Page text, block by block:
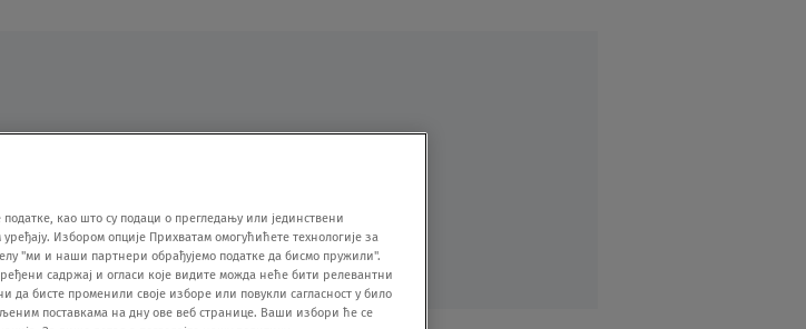
као што су подаци о прегледању или јединствени
Избором опције Прихватам омогућићете технологије за
"ми и наши партнери обрађујемо податке да бисмо пружили".
садржај и огласи које видите можда неће бити релевантни
да бисте променили своје изборе или повукли сагласност у било
поставкама на дну ове веб странице. Ваши избори ће се